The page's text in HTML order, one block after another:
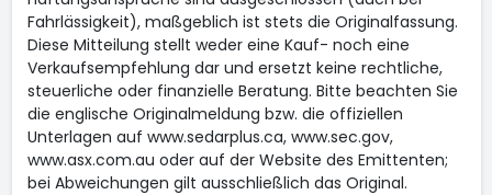
Fahrlässigkeit), maßgeblich ist stets die Originalfassung.
Diese Mitteilung stellt weder eine Kauf- noch eine
Verkaufsempfehlung dar und ersetzt keine rechtliche,
steuerliche oder finanzielle Beratung. Bitte beachten Sie
die englische Originalmeldung bzw. die offiziellen
Unterlagen auf www.sedarplus.ca, www.sec.gov,
www.asx.com.au oder auf der Website des Emittenten;
bei Abweichungen gilt ausschließlich das Original.